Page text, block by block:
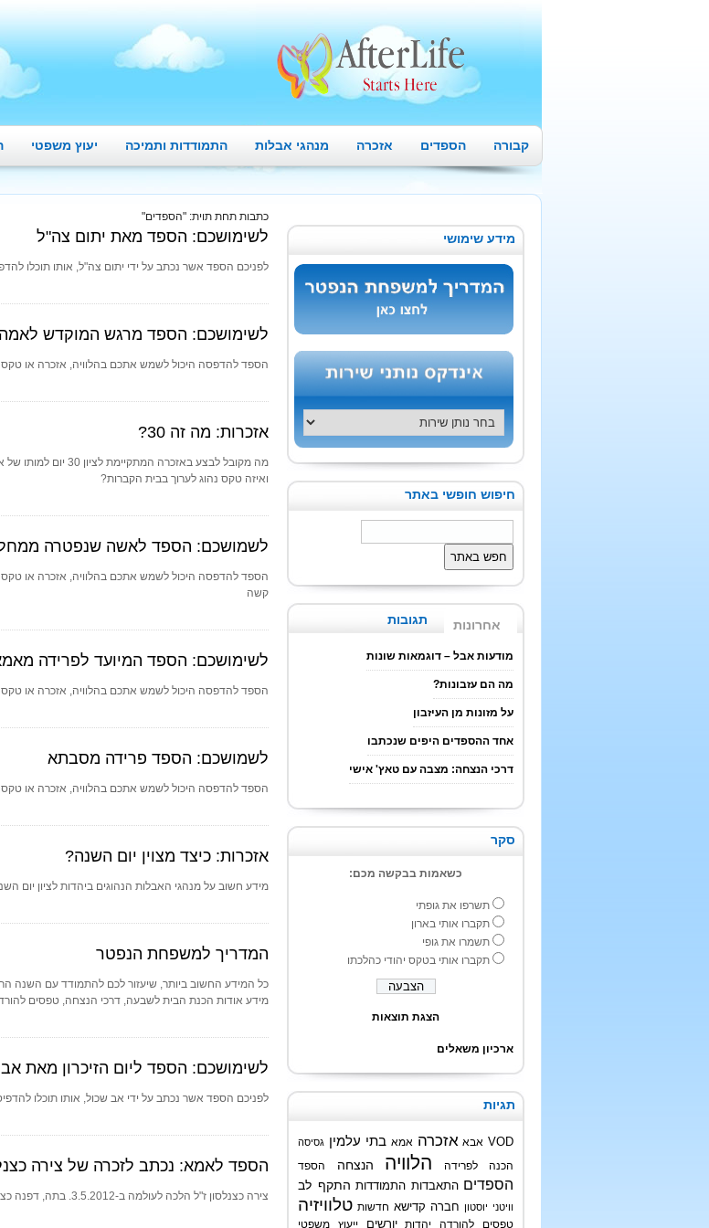
קבורה הספדים אזכרה מנהגי אבלות התמודדות ותמיכה יעוץ משפטי
כתבות תחת תוית: "הספדים"
לשימושכם: הספד מאת יתום צה"ל
לפניכם הספד אשר נכתב על ידי יתום צה"ל, אותו תוכלו
לשימושכם: הספד מרגש המוקדש
הספד להדפסה היכול לשמש אתכם בהלוויה, אזכרה או טקס
אזכרות: מה זה 30?
ואיזה טקס נהוג לערוך בבית הקברות?
לשמושכם: הספד לאשה שנפטרה
הספד להדפסה היכול לשמש אתכם בהלוויה, אזכרה או
קשה
לשימושכם: הספד המיועד לפרידה
הספד להדפסה היכול לשמש אתכם בהלוויה, אזכרה או טקס
לשמושכם: הספד פרידה מסבתא
הספד להדפסה היכול לשמש אתכם בהלוויה, אזכרה או
אזכרות: כיצד מצוין יום השנה?
מידע חשוב על מנהגי האבלות הנהוגים ביהדות לציון יום
המדריך למשפחת הנפטר
כל המידע החשוב ביותר, שיעזור לכם להתמודד עם השנה
מידע אודות הכנת הבית לשבעה, דרכי הנצחה, טפסים
לשימושכם: הספד ליום הזיכרון מאת
לפניכם הספד אשר נכתב על ידי אב שכול, אותו תוכלו
הספד לאמא: נכתב לזכרה של צירה
צירה כצנלסון ז"ל הלכה לעולמה ב-3.5.2012. בתה, דפנה כצנלסון בנק, נפרדת בהספד מרגש מאישה מיוחדת במינה
מידע שימושי
חיפוש חופשי באתר
אחרונות תגובות
מודעות אבל – דוגמאות שונות
מה הם עזבונות?
על מזונות מן העיזבון
אחד ההספדים היפים שנכתבו
דרכי הנצחה: מצבה עם טאץ' אישי
סקר
כשאמות בבקשה מכם:
תשרפו את גופתי
תקברו אותי בארון
תשמרו את גופי
תקברו אותי בטקס יהודי כהלכתו
הצגת תוצאות
ארכיון משאלים
תגיות
VOD אבא אזכרה אמא בתי עלמין גסיסה
הכנה לפרידה הלוויה הנצחה הספד
הספדים התאבדות התמודדות התקף לב
וויטני יוסטון חברה קדישא חדשות טלוויזיה
טפסים להורדה יהדות יורשים ייעוץ משפטי